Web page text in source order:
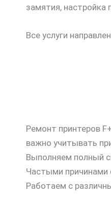
замятия, настройка
Все услуги
Ремонт принтеров
важно учитывать
Выполняем полный
Частыми причинами
Работаем с